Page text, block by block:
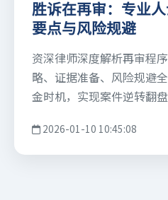
胜诉在再审：专业
要点与风险规避
资深律师深度解析再审程
略、证据准备、风险规避
金时机，实现案件逆转翻
2026-01-10 10:45:08